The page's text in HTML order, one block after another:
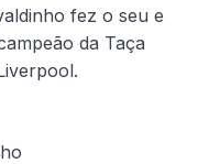
fez o seu e
da Taça